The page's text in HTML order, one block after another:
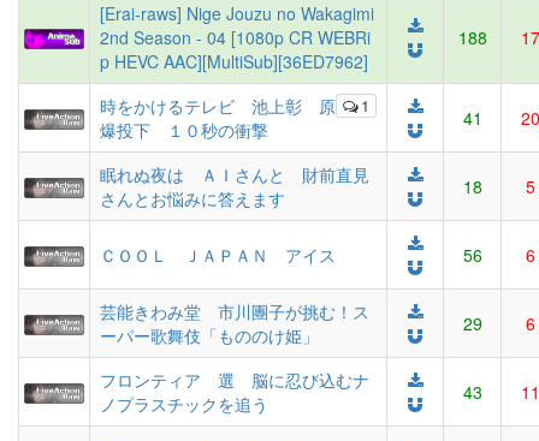
[Erai-raws] Nige Jouzu no Wakagimi
2nd Season - 04 [1080p CR WEBRi
p HEVC AAC][MultiSub][36ED7962]
188 17
1
時をかけるテレビ 池上彰 原
爆投下 １０秒の衝撃
41 20
眠れぬ夜は ＡＩさんと 財前直見
さんとお悩みに答えます
18 5
ＣＯＯＬ ＪＡＰＡＮ アイス 56 6
芸能きわみ堂 市川團子が挑む！ス
ーパー歌舞伎「もののけ姫」
29 6
フロンティア 選 脳に忍び込むナ
ノプラスチックを追う
43 11